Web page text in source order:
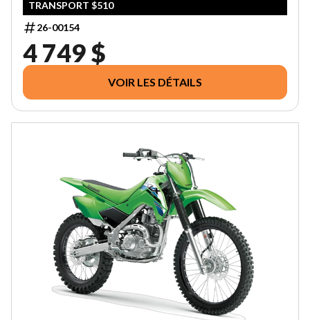
TRANSPORT $510
26-00154
4 749 $
VOIR LES DÉTAILS